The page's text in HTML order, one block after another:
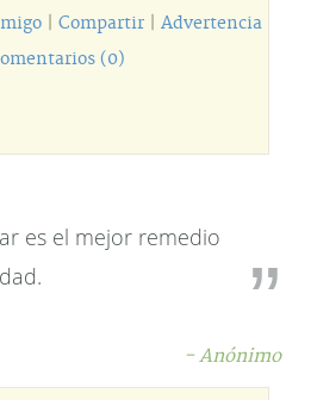
| Compartir| Advertencia
(0)
es el mejor remedio
- Anónimo